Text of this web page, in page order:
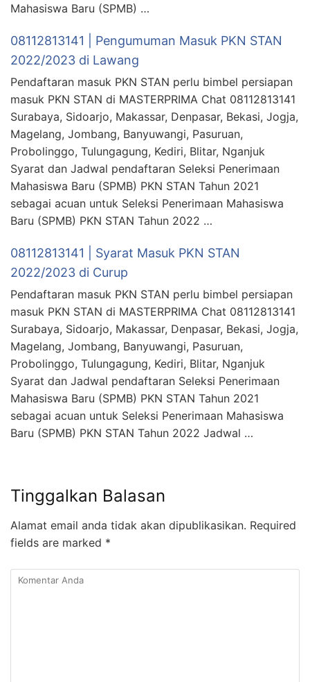
Mahasiswa Baru (SPMB) …
08112813141 | Pengumuman Masuk PKN STAN
2022/2023 di Lawang
Pendaftaran masuk PKN STAN perlu bimbel persiapan
masuk PKN STAN di MASTERPRIMA Chat 08112813141
Surabaya, Sidoarjo, Makassar, Denpasar, Bekasi, Jogja,
Magelang, Jombang, Banyuwangi, Pasuruan,
Probolinggo, Tulungagung, Kediri, Blitar, Nganjuk
Syarat dan Jadwal pendaftaran Seleksi Penerimaan
Mahasiswa Baru (SPMB) PKN STAN Tahun 2021
sebagai acuan untuk Seleksi Penerimaan Mahasiswa
Baru (SPMB) PKN STAN Tahun 2022 …
08112813141 | Syarat Masuk PKN STAN
2022/2023 di Curup
Pendaftaran masuk PKN STAN perlu bimbel persiapan
masuk PKN STAN di MASTERPRIMA Chat 08112813141
Surabaya, Sidoarjo, Makassar, Denpasar, Bekasi, Jogja,
Magelang, Jombang, Banyuwangi, Pasuruan,
Probolinggo, Tulungagung, Kediri, Blitar, Nganjuk
Syarat dan Jadwal pendaftaran Seleksi Penerimaan
Mahasiswa Baru (SPMB) PKN STAN Tahun 2021
sebagai acuan untuk Seleksi Penerimaan Mahasiswa
Baru (SPMB) PKN STAN Tahun 2022 Jadwal …
Tinggalkan Balasan
Alamat email anda tidak akan dipublikasikan. Required
fields are marked *